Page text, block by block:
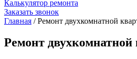
Калькулятор ремонта
Заказать звонок
Главная / Ремонт двухкомнатной
Ремонт